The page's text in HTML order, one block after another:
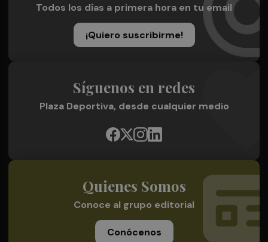
Todos los días a primera hora en tu email
¡Quiero suscribirme!
Síguenos en redes
Plaza Deportiva, desde cualquier medio
Quienes Somos
Conoce al grupo editorial
Conócenos